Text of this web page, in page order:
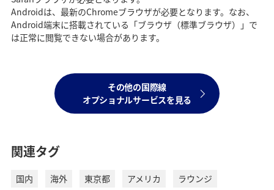
Androidは、最新のChromeブラウザが必要となります。なお、
Android端末に搭載されている「ブラウザ（標準ブラウザ）」で
は正常に閲覧できない場合があります。
その他の国際線
オプショナルサービスを見る
関連タグ
国内 海外 東京都 アメリカ
ラウンジ